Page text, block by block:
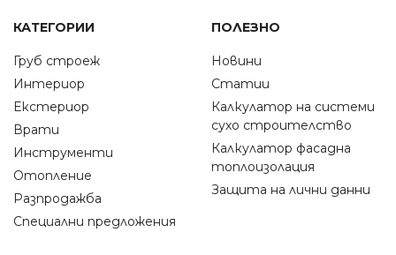
КАТЕГОРИИ
Груб строеж
Интериор
Екстериор
Врати
Инструменти
Отопление
Разпродажба
Специални предложения
ПОЛЕЗНО
Новини
Статии
Калкулатор на системи
сухо строителство
Калкулатор фасадна
топлоизолация
Защита на лични данни